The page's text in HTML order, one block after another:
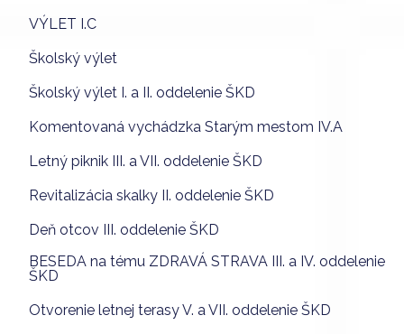
VÝLET I.C
Školský výlet
Školský výlet I. a II. oddelenie ŠKD
Komentovaná vychádzka Starým mestom IV.A
Letný piknik III. a VII. oddelenie ŠKD
Revitalizácia skalky II. oddelenie ŠKD
Deň otcov III. oddelenie ŠKD
BESEDA na tému ZDRAVÁ STRAVA III. a IV. oddelenie
ŠKD
Otvorenie letnej terasy V. a VII. oddelenie ŠKD